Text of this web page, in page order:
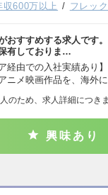
収600万以上 フレッ
おすすめする求人です
有しておりま…
経由での入社実績あり
ニメ映画作品を、海外
のため、求人詳細につき
興味あり